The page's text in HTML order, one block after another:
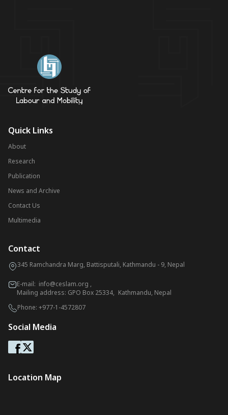
Quick Links
About
Research
Publication
News and Archive
Contact Us
Multimedia
Contact
345 Ramchandra Marg, Battisputali, Kathmandu - 9, Nepal
E-mail: info@ceslam.org ,
Mailing address: GPO Box 25334, Kathmandu, Nepal
Phone: +977-1-4572807
Social Media
Location Map